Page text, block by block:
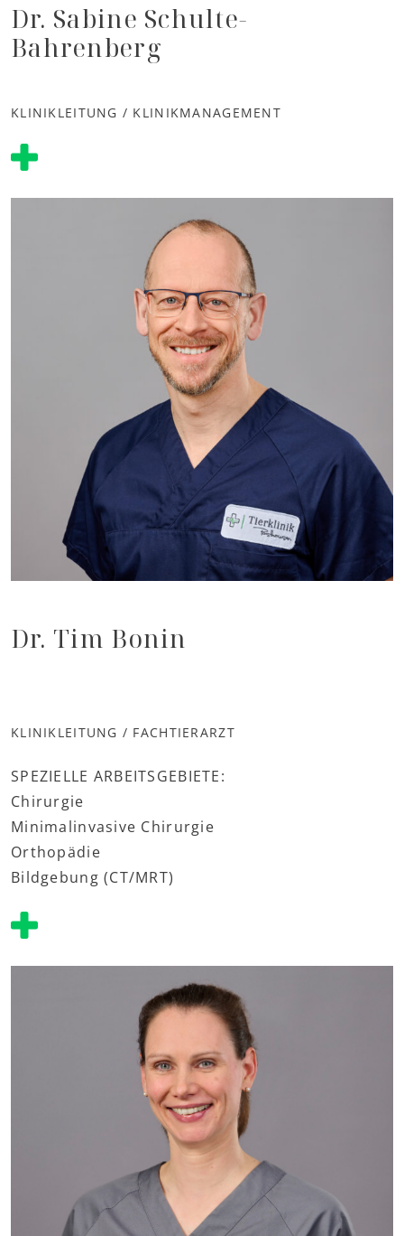
Dr. Sabine Schulte-
Bahrenberg
KLINIKLEITUNG / KLINIKMANAGEMENT
Dr. Tim Bonin
KLINIKLEITUNG / FACHTIERARZT
SPEZIELLE ARBEITSGEBIETE:
Chirurgie
Minimalinvasive Chirurgie
Orthopädie
Bildgebung (CT/MRT)